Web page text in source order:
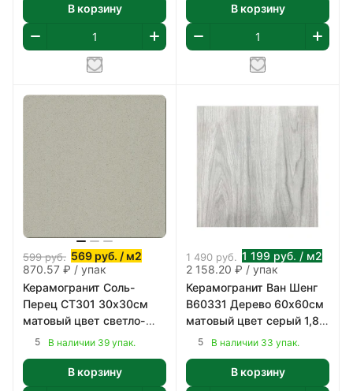
В корзину В корзину
599руб. 569 руб. / м2
870.57 ₽ / упак
Керамогранит Соль-
Перец СТ301 30х30см
матовый цвет светло-
серый 1,53 м2/уп
5 В наличии 39 упак.
В корзину
1 490 руб. 1 199 руб. / м2
2 158.20 ₽ / упак
Керамогранит Ван Шенг
В60331 Дерево 60х60см
матовый цвет серый 1,8
м2/уп
5 В наличии 33 упак.
В корзину